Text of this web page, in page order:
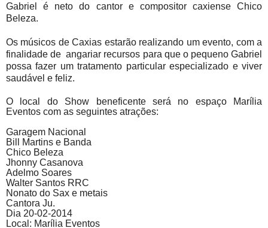
Gabriel é neto do cantor e compositor caxiense Chico
Beleza.
Os músicos de Caxias estarão realizando um evento, com a
finalidade de angariar recursos para que o pequeno Gabriel
possa fazer um tratamento particular especializado e viver
saudável e feliz.
O local do Show beneficente será no espaço Marília
Eventos com as seguintes atrações:
Garagem Nacional
Bill Martins e Banda
Chico Beleza
Jhonny Casanova
Adelmo Soares
Walter Santos RRC
Nonato do Sax e metais
Cantora Ju.
Dia 20-02-2014
Local: Marília Eventos